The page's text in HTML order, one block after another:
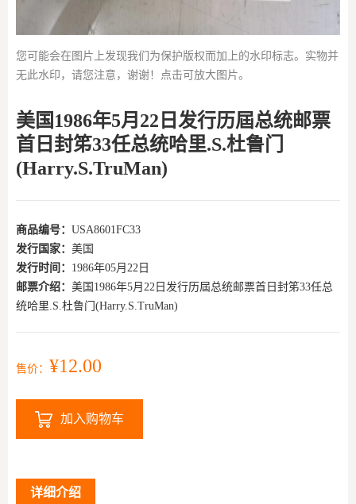
您可能会在图片上发现我们为保护版权而加上的水印标志。实物并
无此水印，请您注意，谢谢！点击可放大图片。
美国1986年5月22日发行历屆总统邮票
首日封笫33任总统哈里.S.杜鲁门
(Harry.S.TruMan)
商品编号： USA8601FC33
发行国家： 美国
发行时间： 1986年05月22日
邮票介绍： 美国1986年5月22日发行历屆总统邮票首日封笫33任总
统哈里.S.杜鲁门(Harry.S.TruMan)
售价： ¥12.00
加入购物车
详细介绍